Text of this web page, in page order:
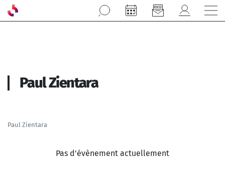
Aller au contenu principal
Paul Zientara
Paul Zientara
Pas d'évènement actuellement